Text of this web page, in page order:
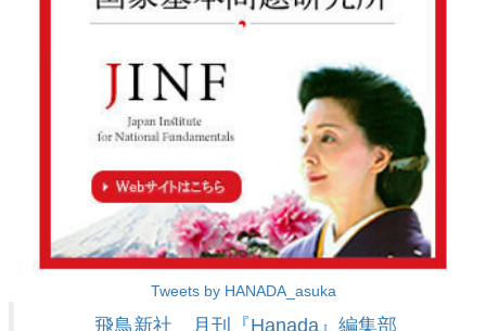
Tweets by HANADA_asuka
飛鳥新社 月刊『Hanada』編集部